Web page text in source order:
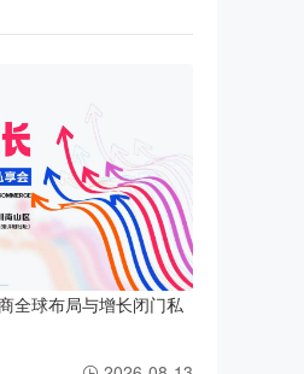
全球布局与增长闭门私